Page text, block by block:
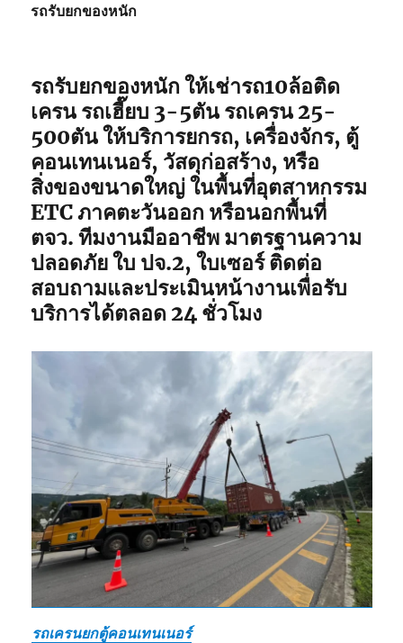
รถรับยกของหนัก
รถรับยกของหนัก ให้เช่ารถ10ล้อติด
เครน รถเฮี๊ยบ 3-5ตัน รถเครน 25-
500ตัน ให้บริการยกรถ, เครื่องจักร, ตู้
คอนเทนเนอร์, วัสดุก่อสร้าง, หรือ
สิ่งของขนาดใหญ่ ในพื้นที่อุตสาหกรรม
ETC ภาคตะวันออก หรือนอกพื้นที่
ตจว. ทีมงานมืออาชีพ มาตรฐานความ
ปลอดภัย ใบ ปจ.2, ใบเซอร์ ติดต่อ
สอบถามและประเมินหน้างานเพื่อรับ
บริการได้ตลอด 24 ชั่วโมง
รถเครนยกตู้คอนเทนเนอร์